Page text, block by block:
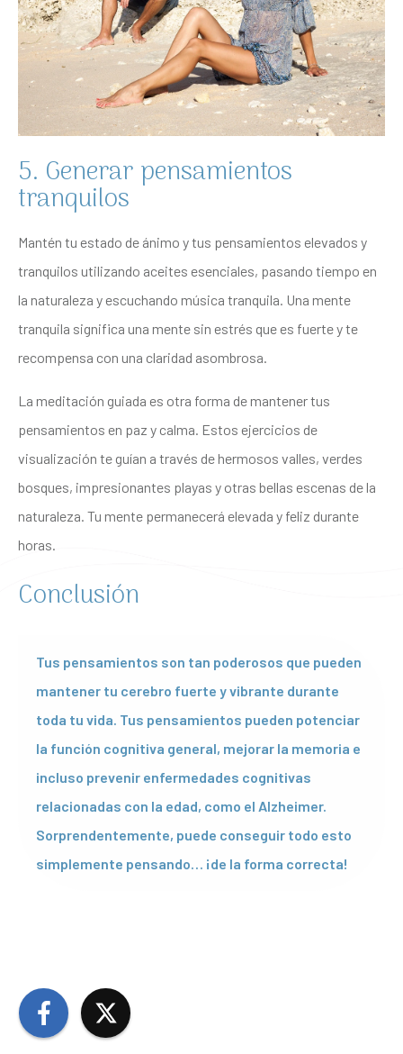
5. Generar pensamientos
tranquilos
Mantén tu estado de ánimo y tus pensamientos elevados y
tranquilos utilizando aceites esenciales, pasando tiempo en
la naturaleza y escuchando música tranquila. Una mente
tranquila significa una mente sin estrés que es fuerte y te
recompensa con una claridad asombrosa.
La meditación guiada es otra forma de mantener tus
pensamientos en paz y calma. Estos ejercicios de
visualización te guían a través de hermosos valles, verdes
bosques, impresionantes playas y otras bellas escenas de la
naturaleza. Tu mente permanecerá elevada y feliz durante
horas.
Conclusión
Tus pensamientos son tan poderosos que pueden
mantener tu cerebro fuerte y vibrante durante
toda tu vida. Tus pensamientos pueden potenciar
la función cognitiva general, mejorar la memoria e
incluso prevenir enfermedades cognitivas
relacionadas con la edad, como el Alzheimer.
Sorprendentemente, puede conseguir todo esto
simplemente pensando… ¡de la forma correcta!